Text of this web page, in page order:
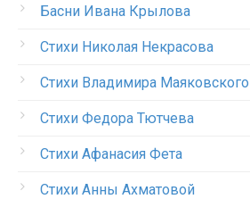
Басни Ивана Крылова
Стихи Николая Некрасова
Стихи Владимира Маяковского
Стихи Федора Тютчева
Стихи Афанасия Фета
Стихи Анны Ахматовой